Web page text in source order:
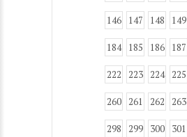
146 147 148 149
184 185 186 187
222 223 224 225
260 261 262 263
298 299 300 301